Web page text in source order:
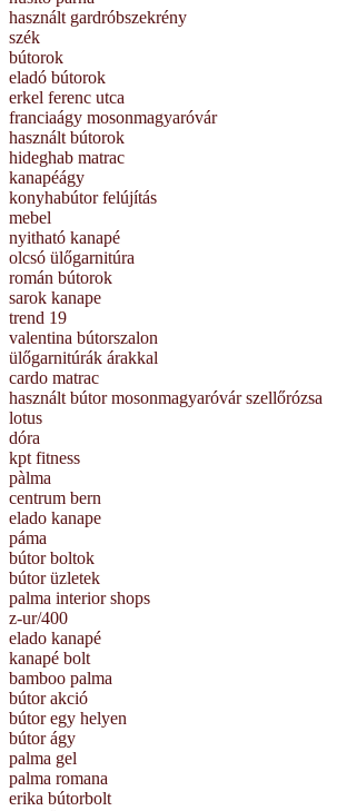
használt gardróbszekrény
szék
bútorok
eladó bútorok
erkel ferenc utca
franciaágy mosonmagyaróvár
használt bútorok
hideghab matrac
kanapéágy
konyhabútor felújítás
mebel
nyitható kanapé
olcsó ülőgarnitúra
román bútorok
sarok kanape
trend 19
valentina bútorszalon
ülőgarnitúrák árakkal
cardo matrac
használt bútor mosonmagyaróvár szellőrózsa
lotus
dóra
kpt fitness
pàlma
centrum bern
elado kanape
páma
bútor boltok
bútor üzletek
palma interior shops
z-ur/400
elado kanapé
kanapé bolt
bamboo palma
bútor akció
bútor egy helyen
bútor ágy
palma gel
palma romana
erika bútorbolt